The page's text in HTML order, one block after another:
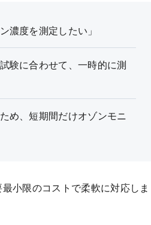
濃度を測定したい」
験に合わせて、一時的に測
め、短期間だけオゾンモニ
小限のコストで柔軟に対応しま